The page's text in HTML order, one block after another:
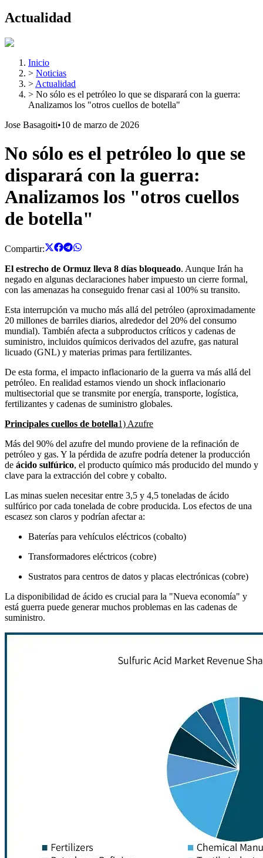
Actualidad
Inicio
> Noticias
> Actualidad
> No sólo es el petróleo lo que se disparará con la guerra:
Analizamos los "otros cuellos de botella"
Jose Basagoiti•10 de marzo de 2026
No sólo es el petróleo lo que se
disparará con la guerra:
Analizamos los "otros cuellos
de botella"
Compartir:
El estrecho de Ormuz lleva 8 días bloqueado. Aunque Irán ha
negado en algunas declaraciones haber impuesto un cierre formal,
con las amenazas ha conseguido frenar casi al 100% su transito.
Esta interrupción va mucho más allá del petróleo (aproximadamente
20 millones de barriles diarios, alrededor del 20% del consumo
mundial). También afecta a subproductos críticos y cadenas de
suministro, incluidos químicos derivados del azufre, gas natural
licuado (GNL) y materias primas para fertilizantes.
De esta forma, el impacto inflacionario de la guerra va más allá del
petróleo. En realidad estamos viendo un shock inflacionario
multisectorial que se transmite por energía, transporte, logística,
fertilizantes y cadenas de suministro globales.
Principales cuellos de botella1) Azufre
Más del 90% del azufre del mundo proviene de la refinación de
petróleo y gas. Y la pérdida de azufre podría detener la producción
de ácido sulfúrico, el producto químico más producido del mundo y
clave para la extracción del cobre y cobalto.
Las minas suelen necesitar entre 3,5 y 4,5 toneladas de ácido
sulfúrico por cada tonelada de cobre producida. Los efectos de una
escasez son claros y podrían afectar a:
Baterías para vehículos eléctricos (cobalto)
Transformadores eléctricos (cobre)
Sustratos para centros de datos y placas electrónicas (cobre)
La disponibilidad de ácido es crucial para la "Nueva economía" y
está guerra puede generar muchos problemas en las cadenas de
suministro.